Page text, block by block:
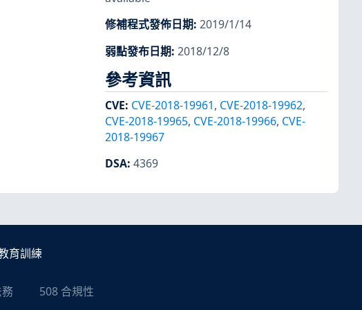
修補程式發佈日期: 2019/1/14
弱點發布日期: 2018/12/8
參考資訊
CVE: CVE-2018-19961, CVE-2018-19962,
CVE-2018-19965, CVE-2018-19966, CVE-
2018-19967
DSA: 4369
育訓練
508 合規性